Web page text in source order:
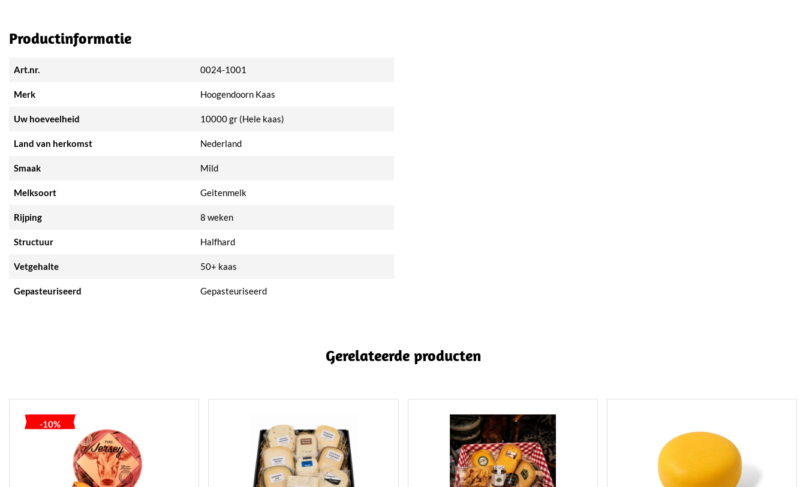
Productinformatie
Art.nr. 0024-1001
Merk Hoogendoorn Kaas
Uw hoeveelheid 10000 gr (Hele kaas)
Land van herkomst Nederland
Smaak Mild
Melksoort Geitenmelk
Rijping 8 weken
Structuur Halfhard
Vetgehalte 50+ kaas
Gepasteuriseerd Gepasteuriseerd
Gerelateerde producten
-10%